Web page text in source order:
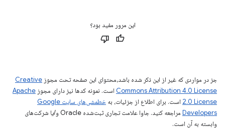
این مرور مفید بود؟
جز در مواردی که غیر از این ذکر شده باشد،‌محتوای این صفحه تحت مجوز Creative
Commons Attribution 4.0 License است. نمونه کدها نیز دارای مجوز Apache
2.0 License است. برای اطلاع از جزئیات، به
خطمشی‌های سایت Google
Developers‏
مراجعه کنید. جاوا علامت تجاری ثبت‌شده Oracle و/یا شرکت‌های
وابسته به آن است.